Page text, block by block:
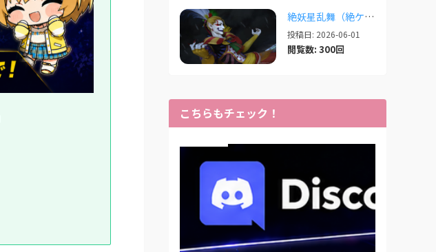
絶妖星乱舞（絶ケフカ）のSplatoonレイアウト・スクリプトまとめ
投稿日: 2026-06-01
閲覧数: 300回
こちらもチェック！